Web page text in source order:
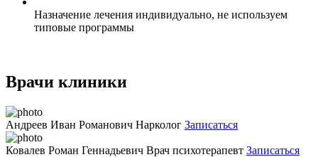
Назначение лечения индивидуально, не используем
типовые программы
Врачи клиники
Андреев Иван Романович Нарколог Записаться
Ковалев Роман Геннадьевич Врач психотерапевт Записаться